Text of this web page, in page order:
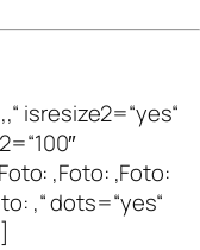
isresize2=“yes“
,Foto: ,Foto:
,“ dots=“yes“